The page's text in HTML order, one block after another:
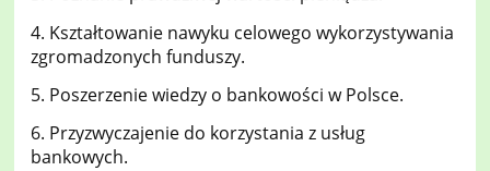
4. Kształtowanie nawyku celowego wykorzystywania
zgromadzonych funduszy.
5. Poszerzenie wiedzy o bankowości w Polsce.
6. Przyzwyczajenie do korzystania z usług
bankowych.